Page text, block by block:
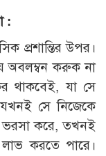
:
প্রশান্তির উপর।
অবলম্বন করুক না
থাকবেই, যা সে
সে নিজেকে
ভরসা করে, তখনই
লাভ করতে পারে।